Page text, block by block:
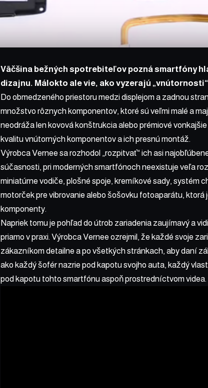
Väčšina bežných spotrebiteľov pozná smartfóny
dizajnu. Málokto ale vie, ako vyzerajú
Do obmedzeného priestoru medzi displejom a zadnou
množstvo rôznych komponentov, ktoré sú veľmi malé a
neodráža len kovová konštrukcia alebo prémiové
kvalitu vnútorných komponentov a ich presnú montáž.
Výrobca Vernee sa rozhodol „rozpitvať“ ich asi
súčasnosti, pri moderných smartfónoch neexistuje veľa
miniatúrne vodiče, plošné spoje, kremíkové sady, systém
motorček pre vibrovanie alebo šošovku fotoaparátu,
komponenty.
Napriek tomu je pohľad do útrob zariadenia zaujímavý a
priamo v praxi. Výrobca Vernee ozrejmil, že každé svoje
zákazníkom detailne a po všetkých stránkach, aby daní
ako každý šofér nazrie pod kapotu svojho auta, každý
pod kapotu tohto smartfónu aspoň prostredníctvom videa.